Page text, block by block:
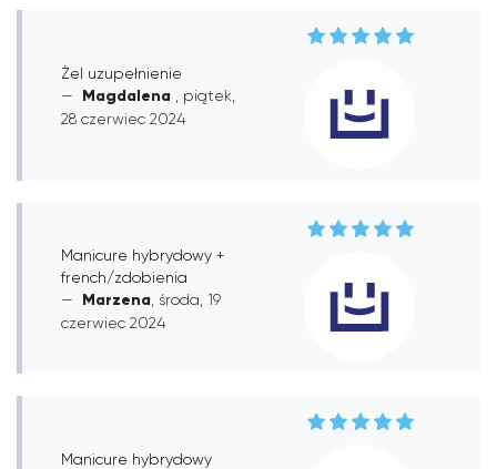
Żel uzupełnienie
Magdalena
, piątek,
28 czerwiec 2024
Manicure hybrydowy +
french/zdobienia
Marzena , środa, 19
czerwiec 2024
Manicure hybrydowy